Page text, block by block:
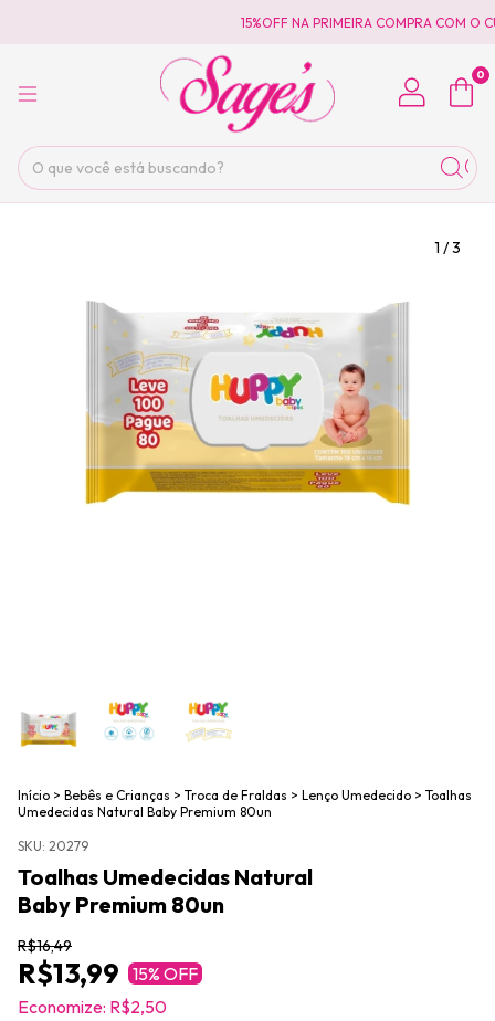
15%OFF NA PRIMEIRA COMPRA COM O
0
1 /3
Início > Bebês e Crianças > Troca de Fraldas > Lenço Umedecido > Toalhas
Umedecidas Natural Baby Premium 80un
SKU: 20279
Toalhas Umedecidas Natural
Baby Premium 80un
R$16,49
R$13,99 15% OFF
Economize: R$2,50